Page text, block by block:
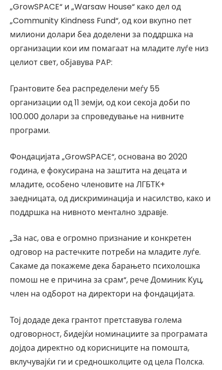
„GrowSPACE“ и „Warsaw House“ како дел од
„Community Kindness Fund“, од кои вкупно пет
милиони долари беа доделени за поддршка на
организации кои им помагаат на младите луѓе низ
целиот свет, објавува PAP:
Грантовите беа распределени меѓу 55
организации од 11 земји, од кои секоја доби по
100.000 долари за спроведување на нивните
програми.
Фондацијата „GrowSPACE“, основана во 2020
година, е фокусирана на заштита на децата и
младите, особено членовите на ЛГБТК+
заедницата, од дискриминација и насилство, како и
поддршка на нивното ментално здравје.
„За нас, ова е огромно признание и конкретен
одговор на растечките потреби на младите луѓе.
Сакаме да покажеме дека барањето психолошка
помош не е причина за срам“, рече Доминик Куц,
член на одборот на директори на фондацијата.
Тој додаде дека грантот претставува голема
одговорност, бидејќи номинациите за програмата
дојдоа директно од корисниците на помошта,
вклучувајќи ги и средношколците од цела Полска.